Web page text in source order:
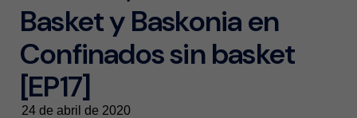
Basket y Baskonia en
Confinados sin basket
[EP17]
24 de abril de 2020